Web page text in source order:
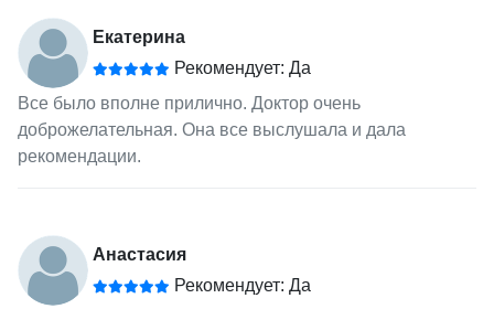
Екатерина
Рекомендует: Да
Все было вполне прилично. Доктор очень
доброжелательная. Она все выслушала и дала
рекомендации.
Анастасия
Рекомендует: Да